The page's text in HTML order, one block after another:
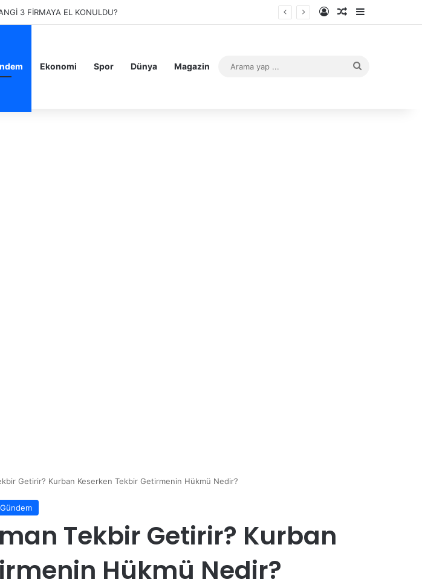
BOYKOT MU? KAÇ ŞUBESİ VAR? Kayıt OlRastgele Makale
Kenar
Ekonomi Spor Dünya Magazin
Getirir? Kurban Keserken Tekbir Getirmenin Hükmü Nedir?
Gündem
Tekbir Getirir? Kurban
Hükmü Nedir?